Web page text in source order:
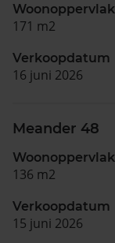
Woonoppervlak
171 m2
Verkoopdatum
16 juni 2026
Meander 48
Woonoppervlak
136 m2
Verkoopdatum
15 juni 2026